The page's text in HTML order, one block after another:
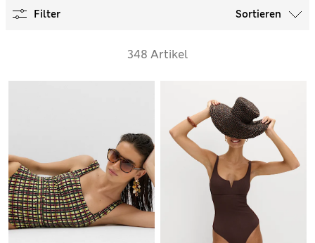
Filter Sortieren
348 Artikel